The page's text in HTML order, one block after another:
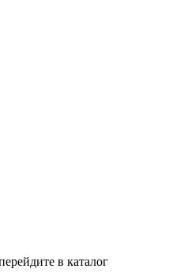
в каталог